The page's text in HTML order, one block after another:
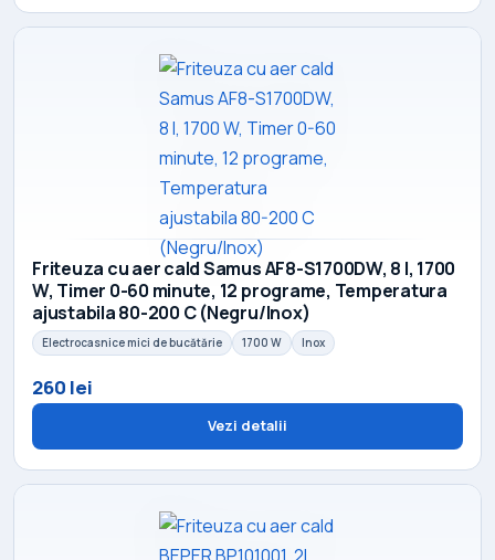
Friteuza cu aer cald Samus AF8-S1700DW, 8 l, 1700
W, Timer 0-60 minute, 12 programe, Temperatura
ajustabila 80-200 C (Negru/Inox)
Electrocasnice mici de bucătărie 1700 W Inox
260 lei
Vezi detalii